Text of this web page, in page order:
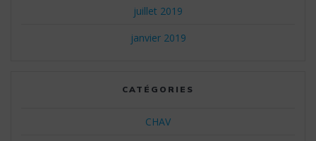
juillet 2019
janvier 2019
CATÉGORIES
CHAV